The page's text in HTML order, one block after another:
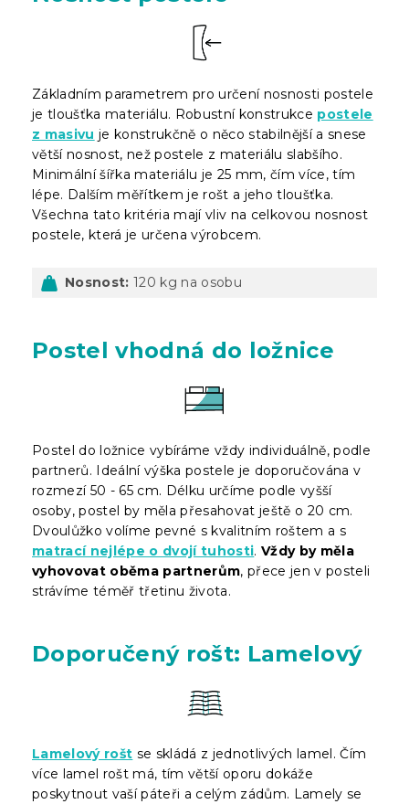
Základním parametrem pro určení nosnosti postele
je tloušťka materiálu. Robustní konstrukce postele
z masivu je konstrukčně o něco stabilnější a snese
větší nosnost, než postele z materiálu slabšího.
Minimální šířka materiálu je 25 mm, čím více, tím
lépe. Dalším měřítkem je rošt a jeho tloušťka.
Všechna tato kritéria mají vliv na celkovou nosnost
postele, která je určena výrobcem.
Nosnost: 120 kg na osobu
Postel vhodná do ložnice
Postel do ložnice vybíráme vždy individuálně, podle
partnerů. Ideální výška postele je doporučována v
rozmezí 50 - 65 cm. Délku určíme podle vyšší
osoby, postel by měla přesahovat ještě o 20 cm.
Dvoulůžko volíme pevné s kvalitním roštem a s
matrací nejlépe o dvojí tuhosti.Vždy by měla
vyhovovat oběma partnerům, přece jen v posteli
strávíme téměř třetinu života.
Doporučený rošt: Lamelový
Lamelový rošt se skládá z jednotlivých lamel. Čím
více lamel rošt má, tím větší oporu dokáže
poskytnout vaší páteři a celým zádům. Lamely se